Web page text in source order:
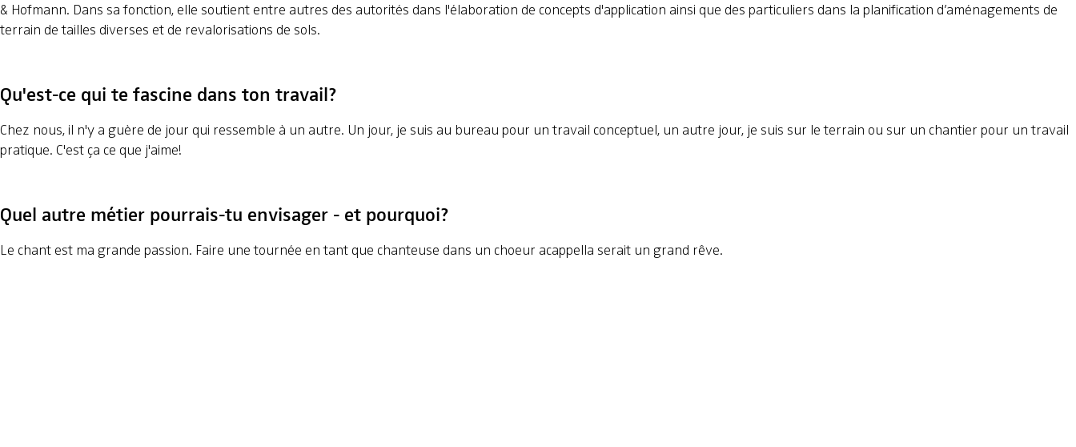
& Hofmann. Dans sa fonction, elle soutient entre autres des autorités dans l'élaboration de concepts d'application ainsi que des particuliers dans la planification d’aménagements de
terrain de tailles diverses et de revalorisations de sols.
Qu'est-ce qui te fascine dans ton travail?
Chez nous, il n'y a guère de jour qui ressemble à un autre. Un jour, je suis au bureau pour un travail conceptuel, un autre jour, je suis sur le terrain ou sur un chantier pour un travail
pratique. C'est ça ce que j'aime!
Quel autre métier pourrais-tu envisager - et pourquoi?
Le chant est ma grande passion. Faire une tournée en tant que chanteuse dans un choeur acappella serait un grand rêve.